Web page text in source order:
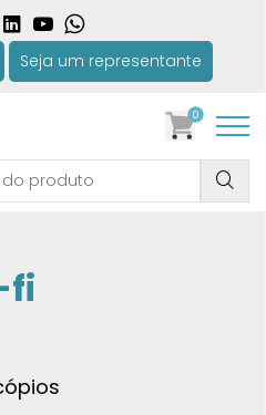
Seja um representante
0
fi